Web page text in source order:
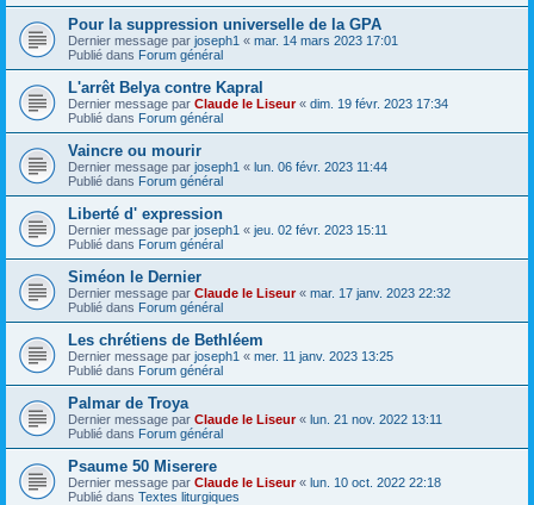
Pour la suppression universelle de la GPA
Dernier message par joseph1 « mar. 14 mars 2023 17:01
Publié dans Forum général
L'arrêt Belya contre Kapral
Dernier message par Claude le Liseur« dim. 19 févr. 2023 17:34
Publié dans Forum général
Vaincre ou mourir
Dernier message par joseph1 « lun. 06 févr. 2023 11:44
Publié dans Forum général
Liberté d' expression
Dernier message par joseph1 « jeu. 02 févr. 2023 15:11
Publié dans Forum général
Siméon le Dernier
Dernier message par Claude le Liseur« mar. 17 janv. 2023 22:32
Publié dans Forum général
Les chrétiens de Bethléem
Dernier message par joseph1 « mer. 11 janv. 2023 13:25
Publié dans Forum général
Palmar de Troya
Dernier message par Claude le Liseur« lun. 21 nov. 2022 13:11
Publié dans Forum général
Psaume 50 Miserere
Dernier message par Claude le Liseur« lun. 10 oct. 2022 22:18
Publié dans Textes liturgiques